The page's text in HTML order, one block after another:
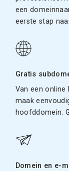
een
eerste stap
Gratis
Van een
maak
hoofddomein.
Domein en e-